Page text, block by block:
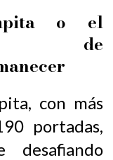
o el
de
con más
portadas,
desafiando